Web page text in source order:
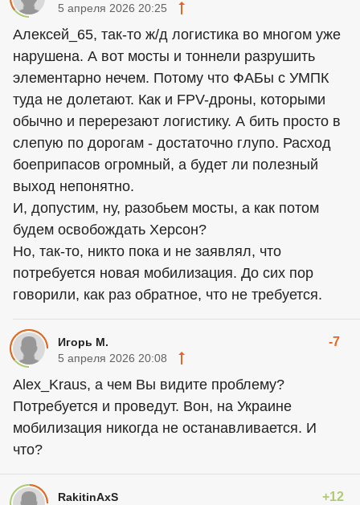
5 апреля 2026 20:25
Алексей_65, так-то ж/д логистика во многом уже
нарушена. А вот мосты и тоннели разрушить
элементарно нечем. Потому что ФАБы с УМПК
туда не долетают. Как и FPV-дроны, которыми
обычно и перерезают логистику. А бить просто в
слепую по дорогам - достаточно глупо. Расход
боеприпасов огромный, а будет ли полезный
выход непонятно.
И, допустим, ну, разобьем мосты, а как потом
будем освобождать Херсон?
Но, так-то, никто пока и не заявлял, что
потребуется новая мобилизация. До сих пор
говорили, как раз обратное, что не требуется.
Игорь М. -7
5 апреля 2026 20:08
Alex_Kraus, а чем Вы видите проблему?
Потребуется и проведут. Вон, на Украине
мобилизация никогда не останавливается. И
что?
RakitinAxS +12